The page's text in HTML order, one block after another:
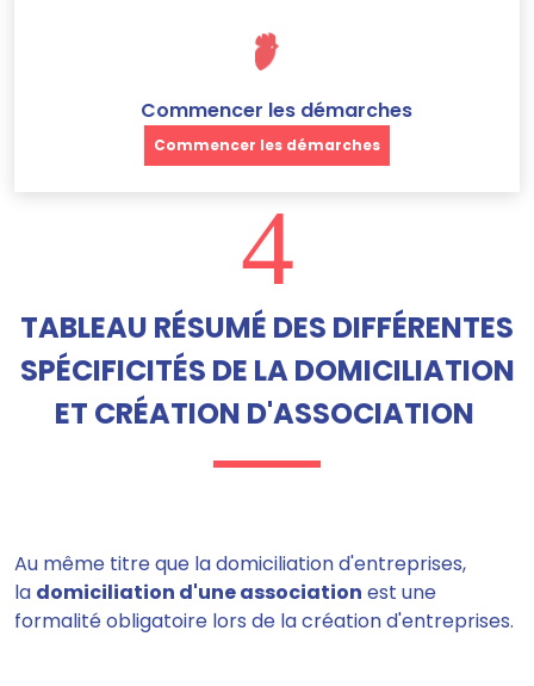
Commencer les démarches
Commencer les démarches
4
TABLEAU RÉSUMÉ DES DIFFÉRENTES
SPÉCIFICITÉS DE LA DOMICILIATION
ET CRÉATION D'ASSOCIATION
Au même titre que la domiciliation d'entreprises,
la domiciliation d'une association est une
formalité obligatoire lors de la création d'entreprises.